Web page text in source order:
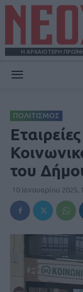
Η ΑΡΧΑΙΟΤΕΡΗ
ΠΟΛΙΤΙΣΜΟΣ
του
10 Ιανουαρίου 2025,